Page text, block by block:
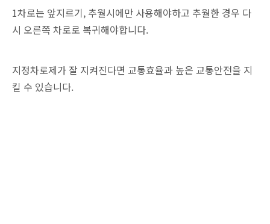
1차로는 앞지르기, 추월시에만 사용해야하고 추월한 경우 다
시 오른쪽 차로로 복귀해야합니다.
지정차로제가 잘 지켜진다면 교통효율과 높은 교통안전을 지
킬 수 있습니다.